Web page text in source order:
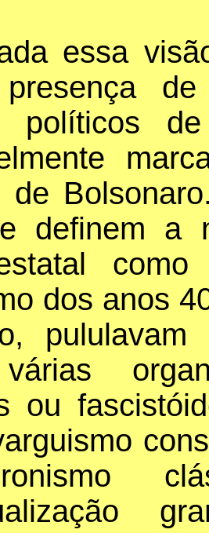
essa
de
políticos
de
definem a
dos anos
ou